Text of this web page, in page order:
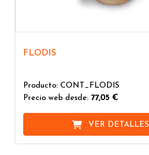
FLODIS
Producto: CONT_FLODIS
Precio web desde: 77,05 €
VER DETALLES